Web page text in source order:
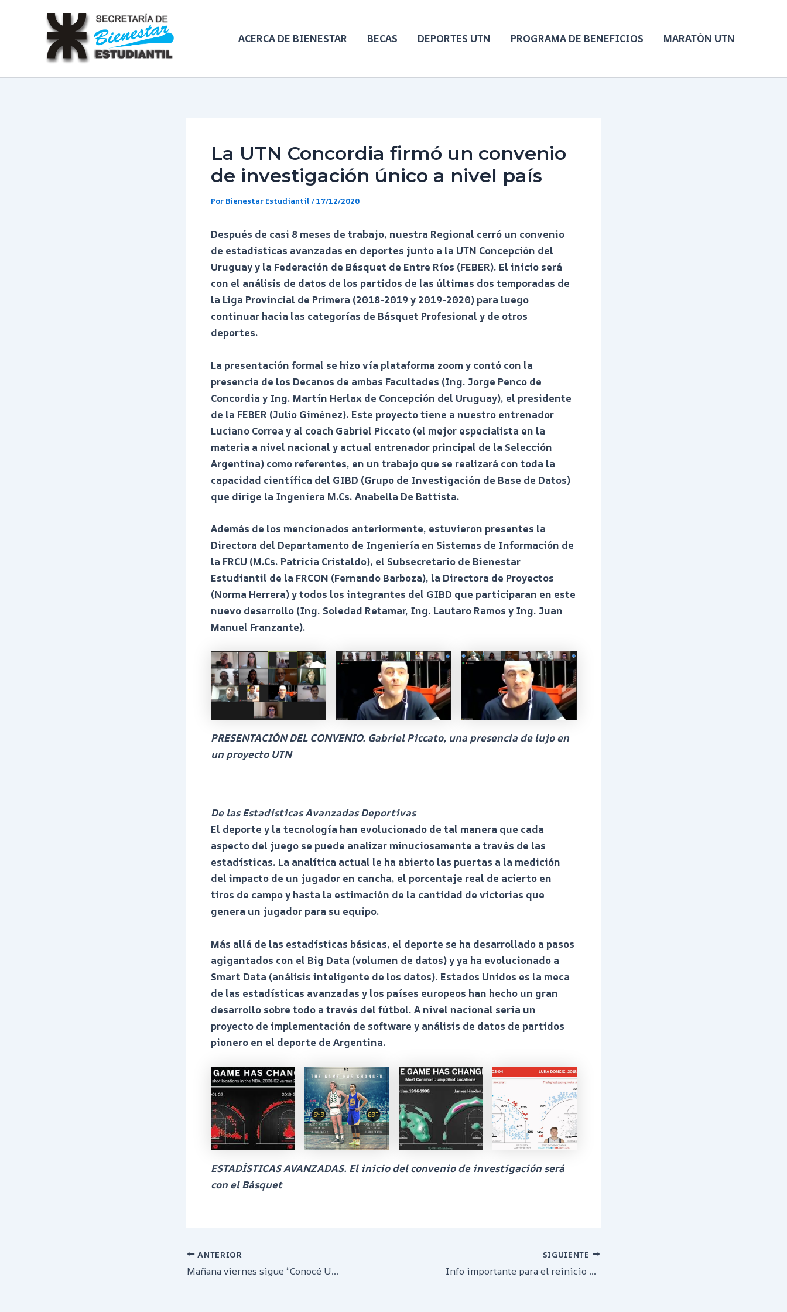
contenido
ACERCA DE BIENESTAR BECAS DEPORTES UTN PROGRAMA DE BENEFICIOS MARATÓN UTN
La UTN Concordia firmó un convenio
de investigación único a nivel país
Por Bienestar Estudiantil /17/12/2020
Después de casi 8 meses de trabajo, nuestra Regional cerró un convenio
de estadísticas avanzadas en deportes junto a la UTN Concepción del
Uruguay y la Federación de Básquet de Entre Ríos (FEBER). El inicio será
con el análisis de datos de los partidos de las últimas dos temporadas de
la Liga Provincial de Primera (2018-2019 y 2019-2020) para luego
continuar hacia las categorías de Básquet Profesional y de otros
deportes.
La presentación formal se hizo vía plataforma zoom y contó con la
presencia de los Decanos de ambas Facultades (Ing. Jorge Penco de
Concordia y Ing. Martín Herlax de Concepción del Uruguay), el presidente
de la FEBER (Julio Giménez). Este proyecto tiene a nuestro entrenador
Luciano Correa y al coach Gabriel Piccato (el mejor especialista en la
materia a nivel nacional y actual entrenador principal de la Selección
Argentina) como referentes, en un trabajo que se realizará con toda la
capacidad científica del GIBD (Grupo de Investigación de Base de Datos)
que dirige la Ingeniera M.Cs. Anabella De Battista.
Además de los mencionados anteriormente, estuvieron presentes la
Directora del Departamento de Ingeniería en Sistemas de Información de
la FRCU (M.Cs. Patricia Cristaldo), el Subsecretario de Bienestar
Estudiantil de la FRCON (Fernando Barboza), la Directora de Proyectos
(Norma Herrera) y todos los integrantes del GIBD que participaran en este
nuevo desarrollo (Ing. Soledad Retamar, Ing. Lautaro Ramos y Ing. Juan
Manuel Franzante).
PRESENTACIÓN DEL CONVENIO. Gabriel Piccato, una presencia de lujo en
un proyecto UTN
De las Estadísticas Avanzadas Deportivas
El deporte y la tecnología han evolucionado de tal manera que cada
aspecto del juego se puede analizar minuciosamente a través de las
estadísticas. La analítica actual le ha abierto las puertas a la medición
del impacto de un jugador en cancha, el porcentaje real de acierto en
tiros de campo y hasta la estimación de la cantidad de victorias que
genera un jugador para su equipo.
Más allá de las estadísticas básicas, el deporte se ha desarrollado a pasos
agigantados con el Big Data (volumen de datos) y ya ha evolucionado a
Smart Data (análisis inteligente de los datos). Estados Unidos es la meca
de las estadísticas avanzadas y los países europeos han hecho un gran
desarrollo sobre todo a través del fútbol. A nivel nacional sería un
proyecto de implementación de software y análisis de datos de partidos
pionero en el deporte de Argentina.
ESTADÍSTICAS AVANZADAS. El inicio del convenio de investigación será
con el Básquet
ANTERIOR
Mañana viernes sigue “Conocé UTN”
SIGUIENTE
Info importante para el reinicio en este 2021